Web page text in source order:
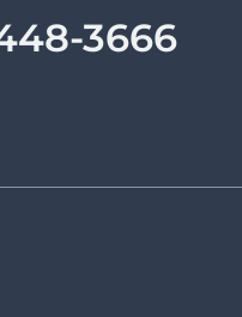
3666